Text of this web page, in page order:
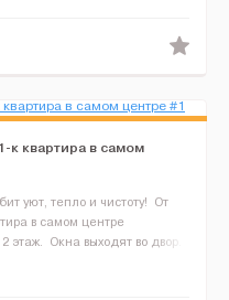
к квартира в самом
уют, тепло и чистоту! От
в самом центре
этаж. Окна выходят во двор.